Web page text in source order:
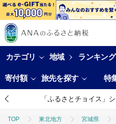
カテゴリ 地域 ランキング
寄付額 旅先を探す 特
「ふるさとチョイス」
TOP 東北地方 宮城県